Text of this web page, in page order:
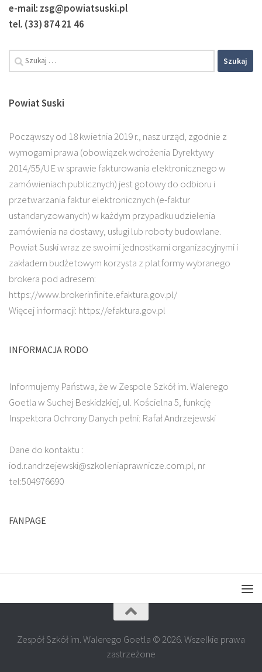
e-mail: zsg@powiatsuski.pl
tel. (33) 874 21 46
Szukaj:
Powiat Suski
Począwszy od 18 kwietnia 2019 r., nasz urząd, zgodnie z
wymogami prawa (obowiązek wdrożenia Dyrektywy
2014/55/UE w sprawie fakturowania elektronicznego w
zamówieniach publicznych) jest gotowy do odbioru i
przetwarzania faktur elektronicznych (e-faktur
ustandaryzowanych) w każdym przypadku udzielenia
zamówienia na dostawy, usługi lub roboty budowlane.
Powiat Suski wraz ze swoimi jednostkami organizacyjnymi i
zakładem budżetowym korzysta z platformy wybranego
brokera pod adresem:
https://www.brokerinfinite.efaktura.gov.pl/
Więcej informacji: https://efaktura.gov.pl
INFORMACJA RODO
Informujemy Państwa, że w Zespole Szkół im. Walerego
Goetla w Suchej Beskidzkiej, ul. Kościelna 5, funkcję
Inspektora Ochrony Danych pełni: Rafał Andrzejewski
Dane do kontaktu :
iod.r.andrzejewski@szkoleniaprawnicze.com.pl, nr
tel:504976690
FANPAGE
Zespół Szkół im. Walerego Goetla © 2026. Wszelkie prawa
zastrzeżone